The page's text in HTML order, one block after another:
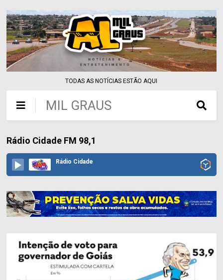
TODAS AS NOTÍCIAS ESTÃO AQUI
MIL GRAUS
Rádio Cidade FM 98,1
Rádio Cidade